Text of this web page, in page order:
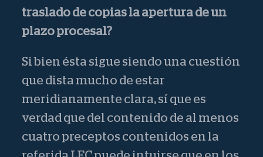
traslado de copias la apertura de un
plazo procesal?
Si bien ésta sigue siendo una cuestión
que dista mucho de estar
meridianamente clara, sí que es
verdad que del contenido de al menos
cuatro preceptos contenidos en la